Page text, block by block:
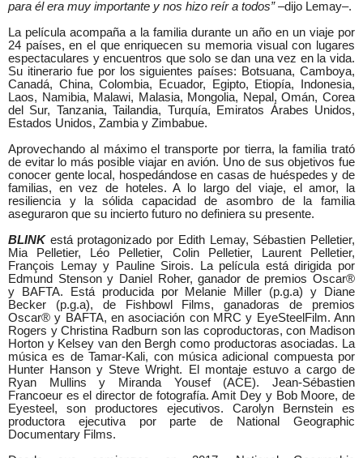
para él era muy importante y nos hizo reír a todos”–dijo Lemay–.
La película acompaña a la familia durante un año en un viaje por
24 países, en el que enriquecen su memoria visual con lugares
espectaculares y encuentros que solo se dan una vez en la vida.
Su itinerario fue por los siguientes países: Botsuana, Camboya,
Canadá, China, Colombia, Ecuador, Egipto, Etiopía, Indonesia,
Laos, Namibia, Malawi, Malasia, Mongolia, Nepal, Omán, Corea
del Sur, Tanzania, Tailandia, Turquía, Emiratos Árabes Unidos,
Estados Unidos, Zambia y Zimbabue.
Aprovechando al máximo el transporte por tierra, la familia trató
de evitar lo más posible viajar en avión. Uno de sus objetivos fue
conocer gente local, hospedándose en casas de huéspedes y de
familias, en vez de hoteles. A lo largo del viaje, el amor, la
resiliencia y la sólida capacidad de asombro de la familia
aseguraron que su incierto futuro no definiera su presente.
BLINKestá protagonizado por Edith Lemay, Sébastien Pelletier,
Mia Pelletier, Léo Pelletier, Colin Pelletier, Laurent Pelletier,
François Lemay y Pauline Sirois. La película está dirigida por
Edmund Stenson y Daniel Roher, ganador de premios Oscar®
y BAFTA.
Está producida por Melanie Miller (p.g.a) y Diane
Becker (p.g.a), de Fishbowl Films, ganadoras de premios
Oscar® y BAFTA, en asociación con MRC y EyeSteelFilm. Ann
Rogers y Christina Radburn son las coproductoras, con Madison
Horton y Kelsey van den Bergh como productoras asociadas. La
música es de Tamar-Kali, con música adicional compuesta por
Hunter Hanson y Steve Wright. El montaje estuvo a cargo de
Ryan Mullins y Miranda Yousef (ACE). Jean-Sébastien
Francoeur es el director de fotografía. Amit Dey y Bob Moore, de
Eyesteel, son productores ejecutivos. Carolyn Bernstein es
productora ejecutiva por parte de National Geographic
Documentary Films.